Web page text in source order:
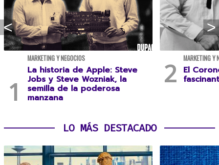
MARKETING Y NEGOCIOS
La historia de Apple: Steve
Jobs y Steve Wozniak, la
semilla de la poderosa
manzana
MARKETING Y
El
LO MÁS DESTACADO